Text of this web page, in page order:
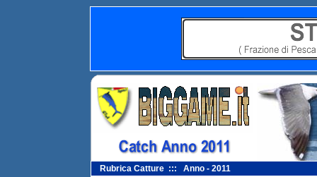
Rubrica Catture ::: Anno - 2011